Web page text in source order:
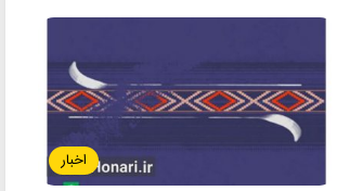
اخبار